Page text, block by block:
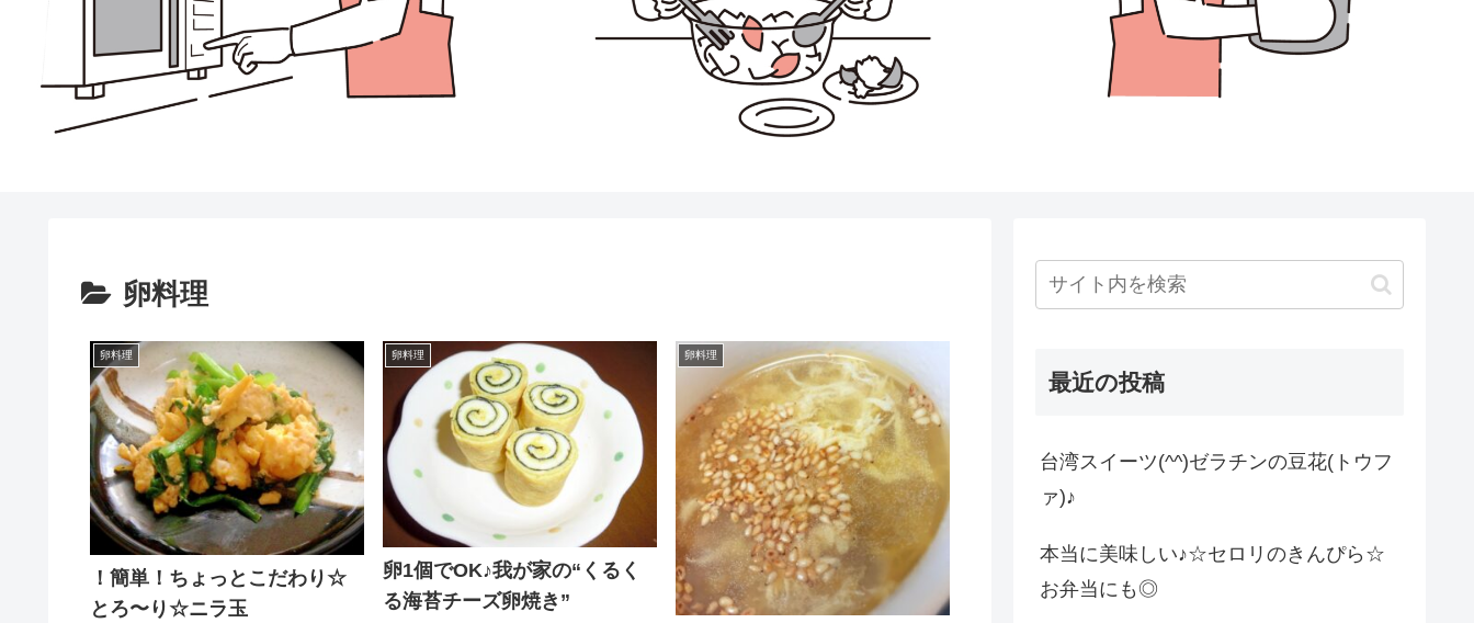
卵料理
卵料理
！簡単！ちょっとこだわり☆
とろ〜り☆ニラ玉
卵料理
卵1個でOK♪我が家の“くるく
る海苔チーズ卵焼き”
卵料理
最近の投稿
台湾スイーツ(^^)ゼラチンの豆花(トウフ
ァ)♪
本当に美味しい♪☆セロリのきんぴら☆
お弁当にも◎